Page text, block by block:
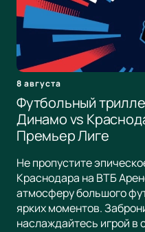
8 августа
Футбольный
Динамо vs
Премьер Лиге
Не пропустите
Краснодара на ВТБ
атмосферу большого
ярких моментов.
наслаждайтесь игрой в